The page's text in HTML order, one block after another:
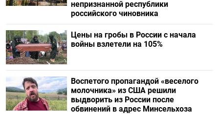
непризнанной республики
российского чиновника
Цены на гробы в России с начала
войны взлетели на 105%
Воспетого пропагандой «веселого
молочника» из США решили
выдворить из России после
обвинений в адрес Минсельхоза